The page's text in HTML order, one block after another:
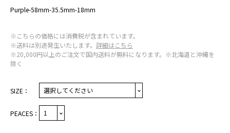
Purple-58mm-35.5mm-18mm
※こちらの価格には消費税が含まれています。
※送料は別途発生いたします。 詳細はこちら
※20,000円以上のご注文で国内送料が無料になります。※北海道と沖縄を
除く
SIZE：
PEACES：